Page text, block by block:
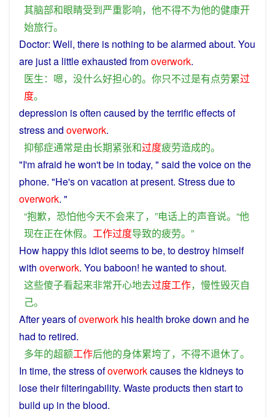
其脑部和眼睛受到严重影响， 他不得不为他的健康开
始旅行。
Doctor: Well, there is nothing to be alarmed about. You
are justa littleexhausted fromoverwork.
医生： 嗯， 没什么好担心的。 你只不过是有点劳累过
度。
depression isoften caused bythe terrific effectsof
stressand overwork.
抑郁症通常是由长期紧张和过度疲劳造成的。
"I'mafraid hewon'tbe in today, " said thevoiceon the
phone. "He's on vacation atpresent. Stressdueto
overwork. "
“抱歉， 恐怕他今天不会来了，”电话上的声音说。“他
现在正在休假。 工作过度导致的疲劳。”
How happythis idiotseemstobe, todestroy himself
with overwork. You baboon! he wanted to shout.
这些傻子看起来非常开心地去过度工作， 慢性毁灭自
己。
Afteryearsofoverwork his health brokedown and he
had to retired.
多年的超额工作后他的身体累垮了， 不得不退休了。
In time, thestressofoverworkcausesthe kidneysto
losetheirfilteringability. Wasteproductsthen startto
build up in theblood.